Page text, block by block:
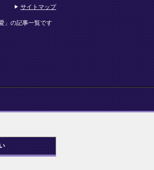
」の記事一覧です
サイトマップ